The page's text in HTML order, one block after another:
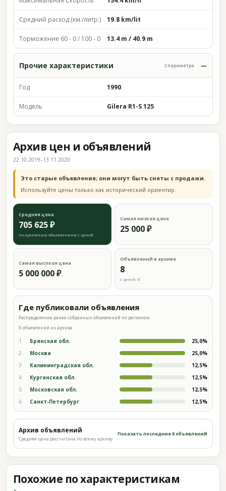
Средний расход (км./литр.) 19.8 km/lit
Торможение 60 - 0 / 100 - 0 13.4 m / 40.9 m
Прочие характеристики 2 параметра
Год 1990
Модель Gilera R1-S 125
Архив цен и объявлений
22.10.2019–13.11.2020
Это старые объявления; они могут быть сняты с продажи.
Используйте цены только как исторический ориентир.
Средняя цена
705 625 ₽
по архивным объявлениям с ценой
Самая низкая цена
25 000 ₽
Самая высокая цена
5 000 000 ₽
Объявлений в архиве
8
с ценой: 8
Где публиковали объявления
Распределение ранее собранных объявлений по регионам.
8 объявлений из архива
1 Брянская обл. 25,0%
2 Москва 25,0%
3 Калининградская обл. 12,5%
4 Курганская обл. 12,5%
5 Московская обл. 12,5%
6 Санкт-Петербург 12,5%
Архив объявлений
Средняя цена рассчитана по всему архиву
Показать последние 8 объявлений
Похожие по характеристикам